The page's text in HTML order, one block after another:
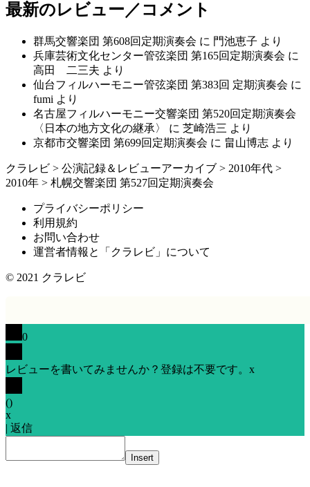
最新のレビュー／コメント
群馬交響楽団 第608回定期演奏会 に 門池恵子 より
兵庫芸術文化センター管弦楽団 第165回定期演奏会 に
高田 二三夫 より
仙台フィルハーモニー管弦楽団 第383回 定期演奏会 に
fumi より
名古屋フィルハーモニー交響楽団 第520回定期演奏会
〈日本の地方文化の継承〉
に 芝崎浩三 より
京都市交響楽団 第699回定期演奏会 に 畠山博志 より
クラレビ > 公演記録＆レビューアーカイブ > 2010年代 >
2010年 > 札幌交響楽団 第527回定期演奏会
プライバシーポリシー
利用規約
お問い合わせ
運営者情報と「クラレビ」について
© 2021 クラレビ
0
レビューを書いてみませんか？登録は不要です。 x
()
x
| 返信
Insert